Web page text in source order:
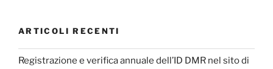
ARTICOLI RECENTI
Registrazione e verifica annuale dell’ID DMR nel sito di